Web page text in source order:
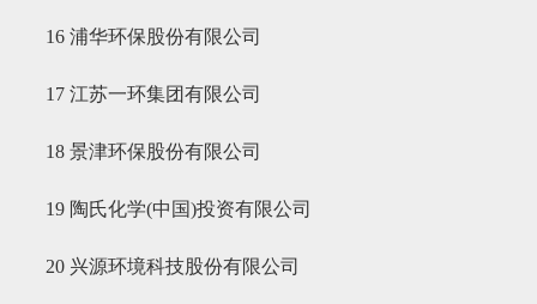
16 浦华环保股份有限公司
17 江苏一环集团有限公司
18 景津环保股份有限公司
19 陶氏化学(中国)投资有限公司
20 兴源环境科技股份有限公司